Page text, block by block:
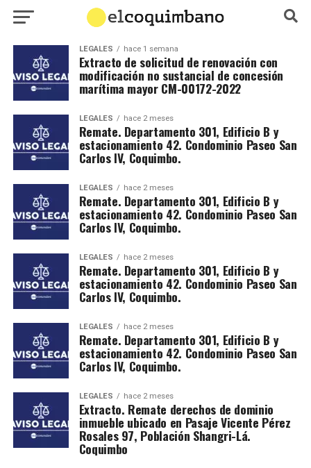
LEGALES hace 1 semana
Extracto de solicitud de renovación con
modificación no sustancial de concesión
marítima mayor CM-00172-2022
LEGALES hace 2 meses
Remate. Departamento 301, Edificio B y
estacionamiento 42. Condominio Paseo San
Carlos IV, Coquimbo.
LEGALES hace 2 meses
Remate. Departamento 301, Edificio B y
estacionamiento 42. Condominio Paseo San
Carlos IV, Coquimbo.
LEGALES hace 2 meses
Remate. Departamento 301, Edificio B y
estacionamiento 42. Condominio Paseo San
Carlos IV, Coquimbo.
LEGALES hace 2 meses
Remate. Departamento 301, Edificio B y
estacionamiento 42. Condominio Paseo San
Carlos IV, Coquimbo.
LEGALES hace 2 meses
Extracto. Remate derechos de dominio
inmueble ubicado en Pasaje Vicente Pérez
Rosales 97, Población Shangri-Lá.
Coquimbo